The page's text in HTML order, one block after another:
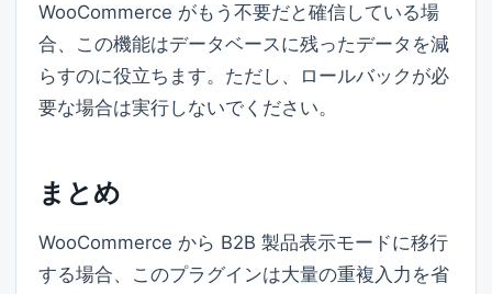
WooCommerce がもう不要だと確信している場
合、この機能はデータベースに残ったデータを減
らすのに役立ちます。ただし、ロールバックが必
要な場合は実行しないでください。
まとめ
WooCommerce から B2B 製品表示モードに移行
する場合、このプラグインは大量の重複入力を省